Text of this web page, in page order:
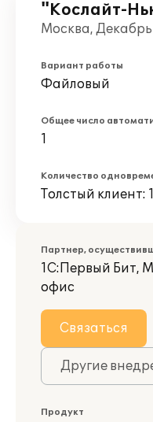
"Кослайт-
Москва, Декабрь
Вариант работы
Файловый
Общее число
1
Количество
Толстый клиент: 1
Партнер,
1С:Первый Бит,
офис
Связаться
Другие
Продукт